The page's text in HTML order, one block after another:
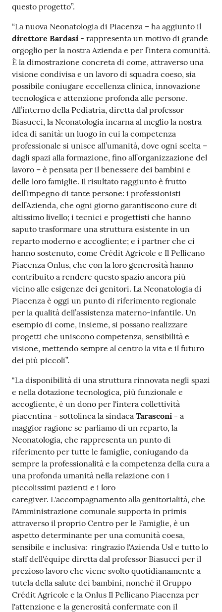
questo progetto”.
“La nuova Neonatologia di Piacenza – ha aggiunto il
direttore Bardasi - rappresenta un motivo di grande
orgoglio per la nostra Azienda e per l’intera comunità.
È la dimostrazione concreta di come, attraverso una
visione condivisa e un lavoro di squadra coeso, sia
possibile coniugare eccellenza clinica, innovazione
tecnologica e attenzione profonda alle persone.
All’interno della Pediatria, diretta dal professor
Biasucci, la Neonatologia incarna al meglio la nostra
idea di sanità: un luogo in cui la competenza
professionale si unisce all’umanità, dove ogni scelta –
dagli spazi alla formazione, fino all’organizzazione del
lavoro – è pensata per il benessere dei bambini e
delle loro famiglie. Il risultato raggiunto è frutto
dell’impegno di tante persone: i professionisti
dell’Azienda, che ogni giorno garantiscono cure di
altissimo livello; i tecnici e progettisti che hanno
saputo trasformare una struttura esistente in un
reparto moderno e accogliente; e i partner che ci
hanno sostenuto, come Crédit Agricole e Il Pellicano
Piacenza Onlus, che con la loro generosità hanno
contribuito a rendere questo spazio ancora più
vicino alle esigenze dei genitori. La Neonatologia di
Piacenza è oggi un punto di riferimento regionale
per la qualità dell’assistenza materno-infantile. Un
esempio di come, insieme, si possano realizzare
progetti che uniscono competenza, sensibilità e
visione, mettendo sempre al centro la vita e il futuro
dei più piccoli”.
"La disponibilità di una struttura rinnovata negli spazi
e nella dotazione tecnologica, più funzionale e
accogliente, è un dono per l'intera collettività
piacentina - sottolinea la sindaca Tarasconi - a
maggior ragione se parliamo di un reparto, la
Neonatologia, che rappresenta un punto di
riferimento per tutte le famiglie, coniugando da
sempre la professionalità e la competenza della cura a
una profonda umanità nella relazione con i
piccolissimi pazienti e i loro
caregiver. L'accompagnamento alla genitorialità, che
l'Amministrazione comunale supporta in primis
attraverso il proprio Centro per le Famiglie, è un
aspetto determinante per una comunità coesa,
sensibile e inclusiva: ringrazio l'Azienda Usl e tutto lo
staff dell'équipe diretta dal professor Biasucci per il
prezioso lavoro che viene svolto quotidianamente a
tutela della salute dei bambini, nonché il Gruppo
Crédit Agricole e la Onlus Il Pellicano Piacenza per
l'attenzione e la generosità confermate con il